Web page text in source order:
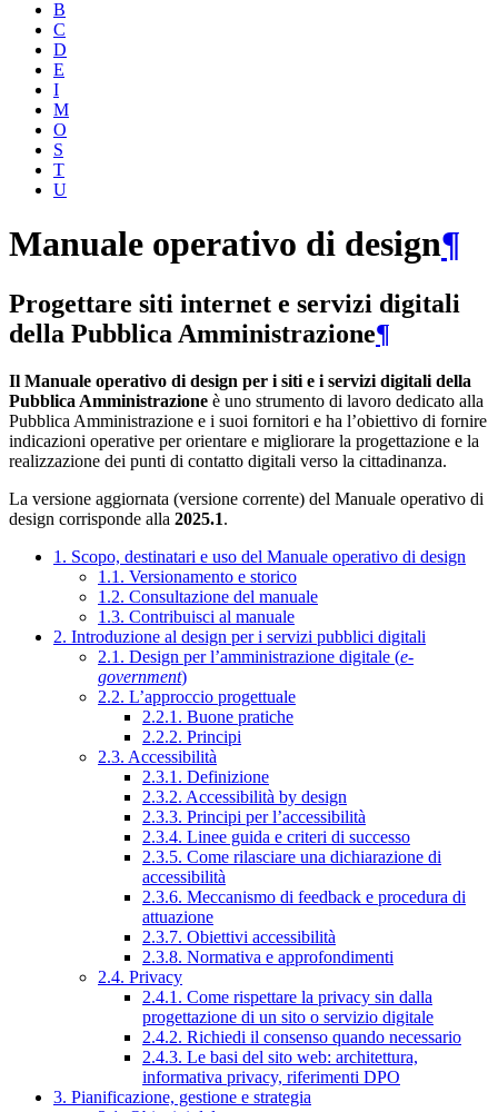
B
C
D
E
I
M
O
S
T
U
Manuale operativo di design¶
Progettare siti internet e servizi digitali
della Pubblica Amministrazione¶
Il Manuale operativo di design per i siti e i servizi digitali della
Pubblica Amministrazione è uno strumento di lavoro dedicato alla
Pubblica Amministrazione e i suoi fornitori e ha l’obiettivo di fornire
indicazioni operative per orientare e migliorare la progettazione e la
realizzazione dei punti di contatto digitali verso la cittadinanza.
La versione aggiornata (versione corrente) del Manuale operativo di
design corrisponde alla 2025.1.
1. Scopo, destinatari e uso del Manuale operativo di design
1.1. Versionamento e storico
1.2. Consultazione del manuale
1.3. Contribuisci al manuale
2. Introduzione al design per i servizi pubblici digitali
2.1. Design per l’amministrazione digitale (e-
government)
2.2. L’approccio progettuale
2.2.1. Buone pratiche
2.2.2. Principi
2.3. Accessibilità
2.3.1. Definizione
2.3.2. Accessibilità by design
2.3.3. Principi per l’accessibilità
2.3.4. Linee guida e criteri di successo
2.3.5. Come rilasciare una dichiarazione di
accessibilità
2.3.6. Meccanismo di feedback e procedura di
attuazione
2.3.7. Obiettivi accessibilità
2.3.8. Normativa e approfondimenti
2.4. Privacy
2.4.1. Come rispettare la privacy sin dalla
progettazione di un sito o servizio digitale
2.4.2. Richiedi il consenso quando necessario
2.4.3. Le basi del sito web: architettura,
informativa privacy, riferimenti DPO
3. Pianificazione, gestione e strategia